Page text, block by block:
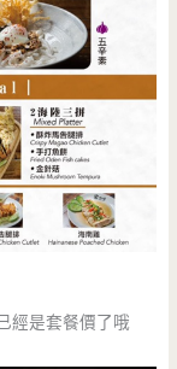
經是套餐價了哦